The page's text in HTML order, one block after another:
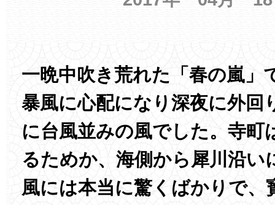
一晩中吹き荒れた「春の嵐」
暴風に心配になり深夜に外回
に台風並みの風でした。寺町
るためか、海側から犀川沿い
風には本当に驚くばかりで、